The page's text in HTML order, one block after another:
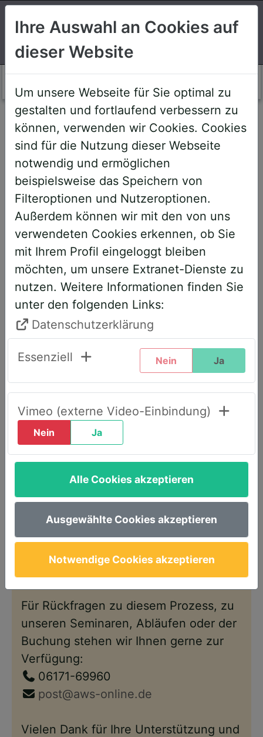
Willkommen!
Sehr geehrte Teilnehmerinnen und
Teilnehmer,
um Ihnen zukünftige Buchungen zu
erleichtern, haben wir unser System
umstrukturiert und den AWS+-Account
entsprechend angepasst. Bitte führen
Sie daher folgende Schritte durch,
wenn Sie diesen Text zum ersten Mal
sehen, um weiterhin vollen Zugriff zu
haben:
Klicken Sie oben rechts auf den Reiter
„LOGIN AWS+“.
Geben Sie dort Ihre E-Mail-Adresse
ein.
Wählen Sie die Option „Passwort
vergessen“.
Sie erhalten umgehend eine E-Mail mit
einem Link, um ein neues Passwort
festzulegen.
Anschließend steht Ihnen Ihr Account
wie gewohnt – nun im neuen Design –
wieder zur Verfügung.
Für Rückfragen zu diesem Prozess, zu
unseren Seminaren, Abläufen oder der
Buchung stehen wir Ihnen gerne zur
Verfügung:
06171-69960
post@aws-online.de
Vielen Dank für Ihre Unterstützung und
Ihre Auswahl an Cookies auf
dieser Website
Um unsere Webseite für Sie optimal zu
gestalten und fortlaufend verbessern zu
können, verwenden wir Cookies. Cookies
sind für die Nutzung dieser Webseite
notwendig und ermöglichen
beispielsweise das Speichern von
Filteroptionen und Nutzeroptionen.
Außerdem können wir mit den von uns
verwendeten Cookies erkennen, ob Sie
mit Ihrem Profil eingeloggt bleiben
möchten, um unsere Extranet-Dienste zu
nutzen. Weitere Informationen finden Sie
unter den folgenden Links:
Datenschutzerklärung
Essenziell Nein Ja
Vimeo (externe Video-Einbindung)
Nein Ja
Alle Cookies akzeptieren
Ausgewählte Cookies akzeptieren
Notwendige Cookies akzeptieren